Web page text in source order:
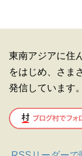
東南アジアに住
をはじめ、さま
発信しています。